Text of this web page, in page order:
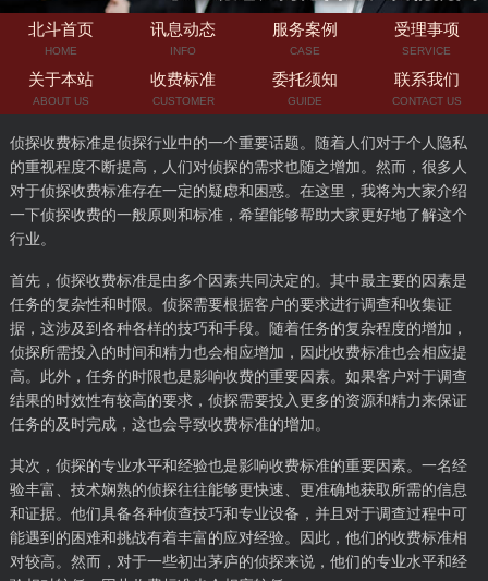
北斗首页
HOME
讯息动态
INFO
服务案例
CASE
受理事项
SERVICE
关于本站
ABOUT US
收费标准
CUSTOMER
委托须知
GUIDE
联系我们
CONTACT US
侦探收费标准是侦探行业中的一个重要话题。随着人们对于个人隐私
的重视程度不断提高，人们对侦探的需求也随之增加。然而，很多人
对于侦探收费标准存在一定的疑虑和困惑。在这里，我将为大家介绍
一下侦探收费的一般原则和标准，希望能够帮助大家更好地了解这个
行业。
首先，侦探收费标准是由多个因素共同决定的。其中最主要的因素是
任务的复杂性和时限。侦探需要根据客户的要求进行调查和收集证
据，这涉及到各种各样的技巧和手段。随着任务的复杂程度的增加，
侦探所需投入的时间和精力也会相应增加，因此收费标准也会相应提
高。此外，任务的时限也是影响收费的重要因素。如果客户对于调查
结果的时效性有较高的要求，侦探需要投入更多的资源和精力来保证
任务的及时完成，这也会导致收费标准的增加。
其次，侦探的专业水平和经验也是影响收费标准的重要因素。一名经
验丰富、技术娴熟的侦探往往能够更快速、更准确地获取所需的信息
和证据。他们具备各种侦查技巧和专业设备，并且对于调查过程中可
能遇到的困难和挑战有着丰富的应对经验。因此，他们的收费标准相
对较高。然而，对于一些初出茅庐的侦探来说，他们的专业水平和经